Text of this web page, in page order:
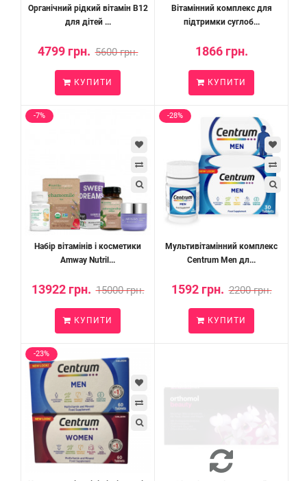
Органічний рідкий вітамін B12
для дітей ...
4799 грн. 5600 грн.
КУПИТИ
Вітамінний комплекс для
підтримки суглоб...
1866 грн.
КУПИТИ
-7%
Набір вітамінів і косметики
Amway Nutril...
13922 грн. 15000 грн.
КУПИТИ
-28%
Мультивітамінний комплекс
Centrum Men дл...
1592 грн. 2200 грн.
КУПИТИ
-23%